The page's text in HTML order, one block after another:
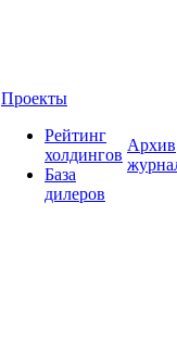
Проекты
Рейтинг
холдингов
База
дилеров
Архив